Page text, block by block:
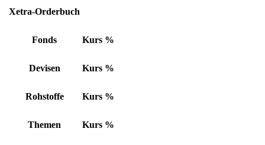
Xetra-Orderbuch
Fonds Kurs %
Devisen Kurs %
Rohstoffe Kurs %
Themen Kurs %